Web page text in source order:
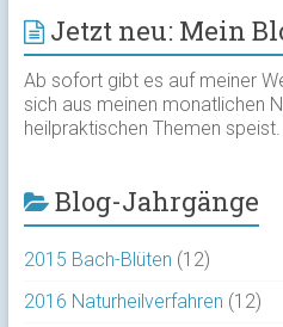
Jetzt neu: Mein
Ab sofort gibt es auf meiner
sich aus meinen monatlichen
heilpraktischen Themen
Blog-Jahrgänge
2015 Bach-Blüten (12)
2016 Naturheilverfahren (12)